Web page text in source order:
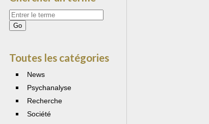
Votre
recherche
Toutes les catégories
News
Psychanalyse
Recherche
Société